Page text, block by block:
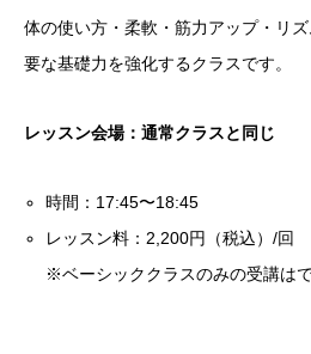
体の使い方・柔軟・筋力アップ・リ
要な基礎力を強化するクラスです。
レッスン会場：通常クラスと同じ
時間：17:45〜18:45
レッスン料：2,200円（税込）/回
※ベーシッククラスのみの受講はで